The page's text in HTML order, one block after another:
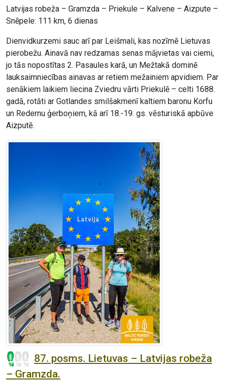
Latvijas robeža – Gramzda – Priekule – Kalvene – Aizpute –
Snēpele: 111 km, 6 dienas
Dienvidkurzemi sauc arī par Leišmali, kas nozīmē Lietuvas
pierobežu. Ainavā nav redzamas senas mājvietas vai ciemi,
jo tās nopostītas 2. Pasaules karā, un Mežtakā dominē
lauksaimniecības ainavas ar retiem mežainiem apvidiem. Par
senākiem laikiem liecina Zviedru vārti Priekulē – celti 1688.
gadā, rotāti ar Gotlandes smilšakmenī kaltiem baronu Korfu
un Redernu ģerboņiem, kā arī 18.-19. gs. vēsturiskā apbūve
Aizputē.
87. posms. Lietuvas – Latvijas robeža
– Gramzda.